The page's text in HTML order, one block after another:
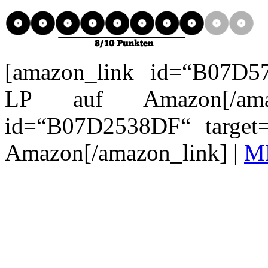
[amazon_link
LP auf Amazon[/
id=“B07D2538DF“
Amazon[/amazon_link] |